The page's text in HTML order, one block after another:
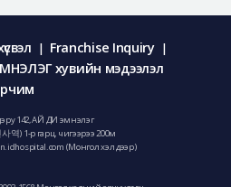
| Franchise Inquiry |
хувийн мэдээлэл
142, АЙ ДИ эмнэлэг
역) 1-р гарц, чигээрээ 200м
(Монгол хэл дээр)